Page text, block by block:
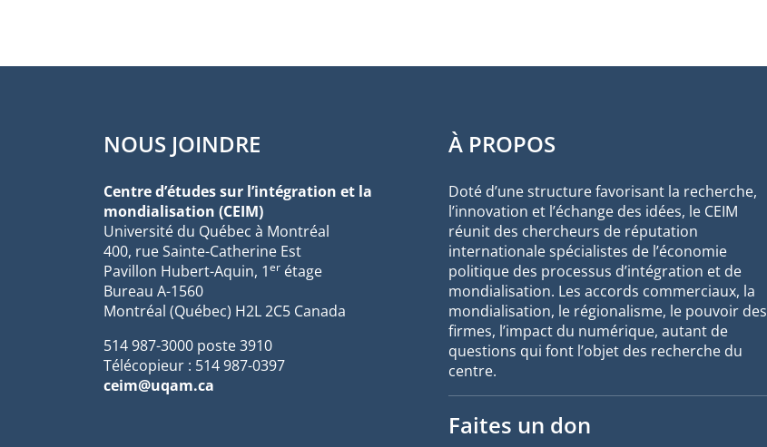
NOUS JOINDRE
Centre d’études sur l’intégration et la
mondialisation (CEIM)
Université du Québec à Montréal
400, rue Sainte-Catherine Est
Pavillon Hubert-Aquin, 1er étage
Bureau A-1560
Montréal (Québec) H2L 2C5 Canada
514 987-3000 poste 3910
Télécopieur : 514 987-0397
ceim@uqam.ca
À PROPOS
Doté d’une structure favorisant la recherche,
l’innovation et l’échange des idées, le CEIM
réunit des chercheurs de réputation
internationale spécialistes de l’économie
politique des processus d’intégration et de
mondialisation. Les accords commerciaux, la
mondialisation, le régionalisme, le pouvoir des
firmes, l’impact du numérique, autant de
questions qui font l’objet des recherche du
centre.
Faites un don